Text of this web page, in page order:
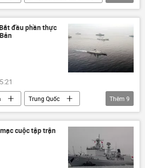
sự
máy bay
Tu-95MS
đầu phần thực
Trung Quốc
quân
Hải quân Nga
cuộc tập trận
đội Thái Bình Dương
Thêm 9
cuộc tập trận